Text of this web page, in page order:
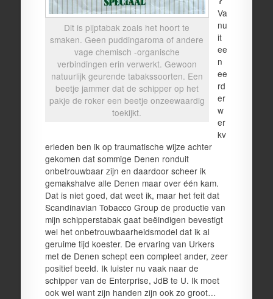
Dit is pijptabak zoals het hoort te
smaken. Geen puddingaroma of andere
vage chemisch -organische
verbindingen erin verwerkt. Gewoon
natuurlijk geurende tabakssoorten. Een
beetje jammer dat de schipper op het
pakje de roker een beetje onzeewaardig
toekijkt.
Va
nu
it
ee
n
ee
rd
er
w
er
kv
erleden ben ik op traumatische wijze achter
gekomen dat sommige Denen ronduit
onbetrouwbaar zijn en daardoor scheer ik
gemakshalve alle Denen maar over één kam.
Dat is niet goed, dat weet ik, maar het feit dat
Scandinavian Tobacco Group de productie van
mijn schipperstabak gaat beëindigen bevestigt
wel het onbetrouwbaarheidsmodel dat ik al
geruime tijd koester. De ervaring van Urkers
met de Denen schept een compleet ander, zeer
positief beeld. Ik luister nu vaak naar de
schipper van de Enterprise, JdB te U. Ik moet
ook wel want zijn handen zijn ook zo groot…